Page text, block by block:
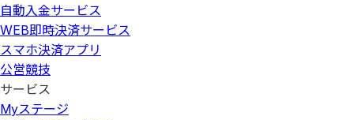
自動入金サービス
WEB即時決済サービス
スマホ決済アプリ
公営競技
サービス
Myステージ